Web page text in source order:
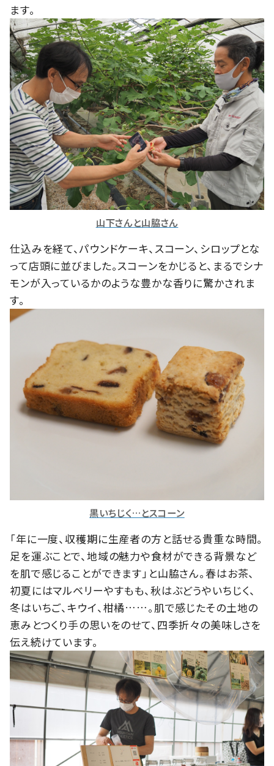
ます。
山下さんと山脇さん
仕込みを経て、パウンドケーキ、スコーン、シロップとな
って店頭に並びました。スコーンをかじると、まるでシナ
モンが入っているかのような豊かな香りに驚かされま
す。
黒いちじく…とスコーン
「年に一度、収穫期に生産者の方と話せる貴重な時間。
足を運ぶことで、地域の魅力や食材ができる背景など
を肌で感じることができます」と山脇さん。春はお茶、
初夏にはマルベリーやすもも、秋はぶどうやいちじく、
冬はいちご、キウイ、柑橘……。肌で感じたその土地の
恵みとつくり手の思いをのせて、四季折々の美味しさを
伝え続けています。